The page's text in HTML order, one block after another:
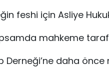
feshi için Asliye
mahkeme
Derneği’ne daha önce